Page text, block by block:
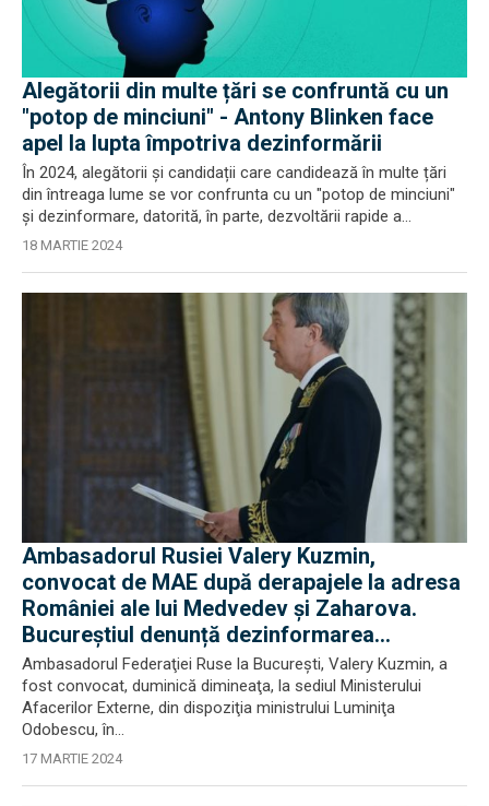
Alegătorii din multe țări se confruntă cu un
"potop de minciuni" - Antony Blinken face
apel la lupta împotriva dezinformării
În 2024, alegătorii și candidații care candidează în multe țări
din întreaga lume se vor confrunta cu un "potop de minciuni"
și dezinformare, datorită, în parte, dezvoltării rapide a...
18 MARTIE 2024
Ambasadorul Rusiei Valery Kuzmin,
convocat de MAE după derapajele la adresa
României ale lui Medvedev și Zaharova.
Bucureștiul denunță dezinformarea
propagandei ruse
Ambasadorul Federaţiei Ruse la Bucureşti, Valery Kuzmin, a
fost convocat, duminică dimineaţa, la sediul Ministerului
Afacerilor Externe, din dispoziţia ministrului Luminiţa
Odobescu, în...
17 MARTIE 2024